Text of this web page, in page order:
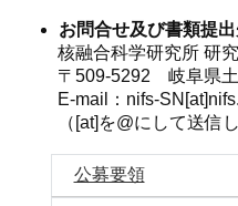
お問合せ及び書類提
核融合科学研究所 研
〒509-5292 岐阜県
E-mail：nifs-
（[at]を@にして送信
公募要領